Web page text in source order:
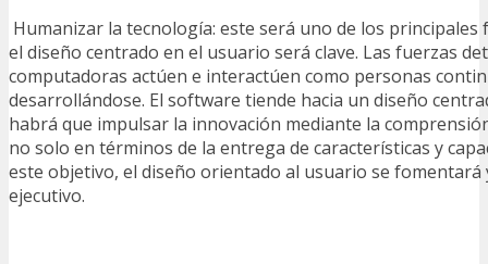
Humanizar la tecnología: este será uno de los principales
el diseño centrado en el usuario será clave. Las fuerzas
computadoras actúen e interactúen como personas
desarrollándose. El software tiende hacia un diseño
habrá que impulsar la innovación mediante la
no solo en términos de la entrega de características y
este objetivo, el diseño orientado al usuario se fomentará
ejecutivo.